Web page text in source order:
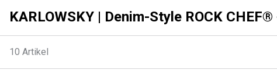
KARLOWSKY | Denim-Style ROCK
10 Artikel